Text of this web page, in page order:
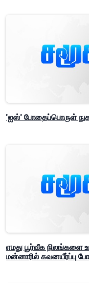
'ஐஸ்' போதைப்பொருள்
எமது பூர்வீக நிலங்களை
மன்னாரில் கவனயீர்ப்பு